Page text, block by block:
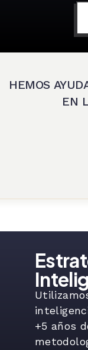
HEMOS
EN
+5 años